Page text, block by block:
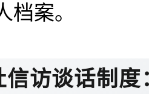
档案。
信访谈话制